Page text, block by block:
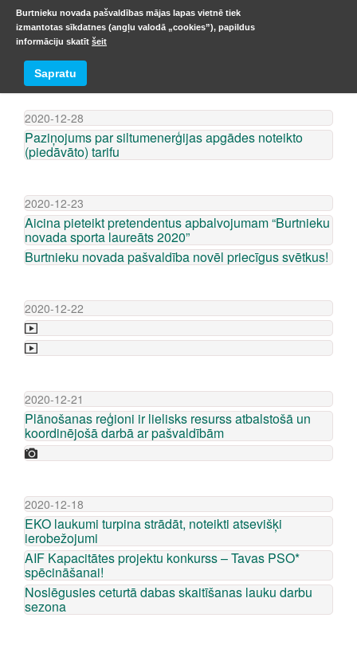
ZIŅU ARHĪVS
2020-12-28
Paziņojums par siltumenerģijas apgādes noteikto
(piedāvāto) tarifu
2020-12-23
Aicina pieteikt pretendentus apbalvojumam “Burtnieku
novada sporta laureāts 2020”
Burtnieku novada pašvaldība novēl priecīgus svētkus!
2020-12-22
2020-12-21
Plānošanas reģioni ir lielisks resurss atbalstošā un
koordinējošā darbā ar pašvaldībām
2020-12-18
EKO laukumi turpina strādāt, noteikti atsevišķi
ierobežojumi
AIF Kapacitātes projektu konkurss – Tavas PSO*
spēcināšanai!
Noslēgusies ceturtā dabas skaitīšanas lauku darbu
sezona
Burtnieku novada pašvaldības mājas lapas vietnē tiek
izmantotas sīkdatnes (angļu valodā „cookies”), papildus
informāciju skatīt šeit
Sapratu